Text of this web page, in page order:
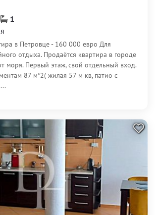
1
в Петровце - 160 000 евро Для
отдыха. Продаётся квартира в городе
моря. Первый этаж, свой отдельный вход.
87 м*2( жилая 57 м кв, патио с